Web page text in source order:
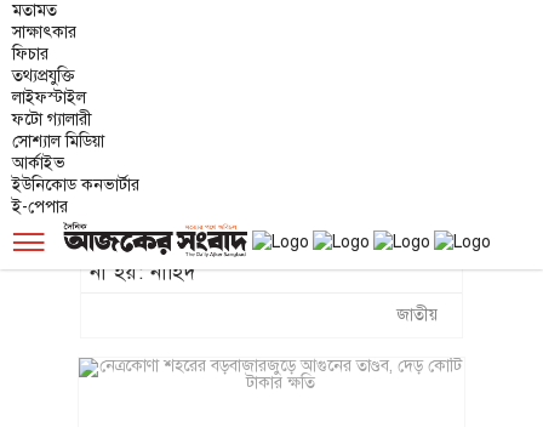
মতামত
সাক্ষাৎকার
ফিচার
তথ্যপ্রযুক্তি
লাইফস্টাইল
ফটো গ্যালারী
সোশ্যাল মিডিয়া
আর্কাইভ
ইউনিকোড কনভার্টার
ই-পেপার
☰
রাখা হয়েছিল: চিফ প্রসিকিউটর
জুলাই জাদুঘর যেন দলীয় ইতিহাসের জায়গা
না হয়: নাহিদ
জাতীয়